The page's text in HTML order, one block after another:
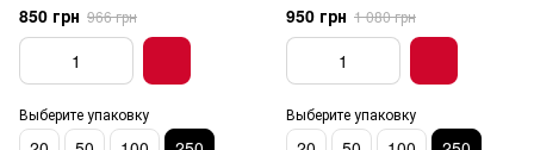
850 грн 966 грн
Выберите упаковку
950 грн 1 080 грн
Выберите упаковку